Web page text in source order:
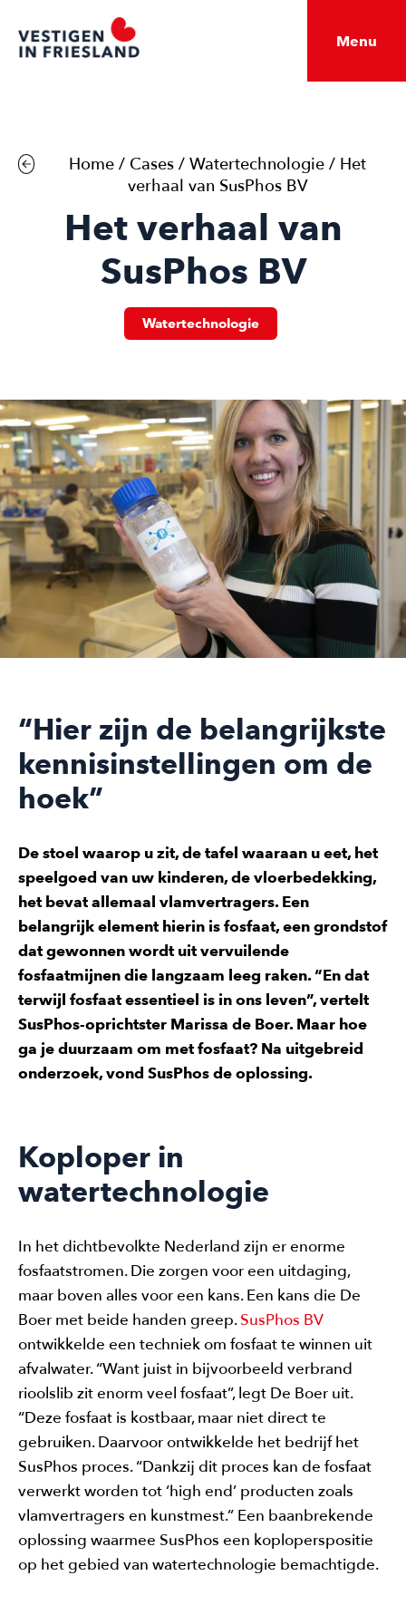
Menu
Home / Cases /Watertechnologie / Het
verhaal van SusPhos BV
Het verhaal van
SusPhos BV
Watertechnologie
“Hier zijn de belangrijkste
kennisinstellingen om de
hoek”
De stoel waarop u zit, de tafel waaraan u eet, het
speelgoed van uw kinderen, de vloerbedekking,
het bevat allemaal vlamvertragers. Een
belangrijk element hierin is fosfaat, een grondstof
dat gewonnen wordt uit vervuilende
fosfaatmijnen die langzaam leeg raken. “En dat
terwijl fosfaat essentieel is in ons leven”, vertelt
SusPhos-oprichtster Marissa de Boer. Maar hoe
ga je duurzaam om met fosfaat? Na uitgebreid
onderzoek, vond SusPhos de oplossing.
Koploper in
watertechnologie
In het dichtbevolkte Nederland zijn er enorme
fosfaatstromen. Die zorgen voor een uitdaging,
maar boven alles voor een kans. Een kans die De
Boer met beide handen greep.SusPhos BV
ontwikkelde een techniek om fosfaat te winnen uit
afvalwater. “Want juist in bijvoorbeeld verbrand
rioolslib zit enorm veel fosfaat”, legt De Boer uit.
“Deze fosfaat is kostbaar, maar niet direct te
gebruiken. Daarvoor ontwikkelde het bedrijf het
SusPhos proces. “Dankzij dit proces kan de fosfaat
verwerkt worden tot ‘high end’ producten zoals
vlamvertragers en kunstmest.” Een baanbrekende
oplossing waarmee SusPhos een koploperspositie
op het gebied van watertechnologie bemachtigde.